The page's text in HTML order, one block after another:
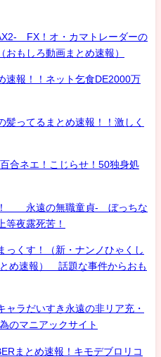
FX！オ・カマトレーダーの
もしろ動画まとめ速報）
速報！！ネット乞食DE2000万
髪ってるまとめ速報！！激しく
合ネエ！こじらせ！50独身処
！ 永遠の無職童貞- ぼっちな
等夜露死苦！
っくす！（新・ナンノひゃくし
め速報） 話題な事件からおも
ャラだいすき永遠の非リア充・
のマニアックサイト
まとめ速報！キモデブロリコ